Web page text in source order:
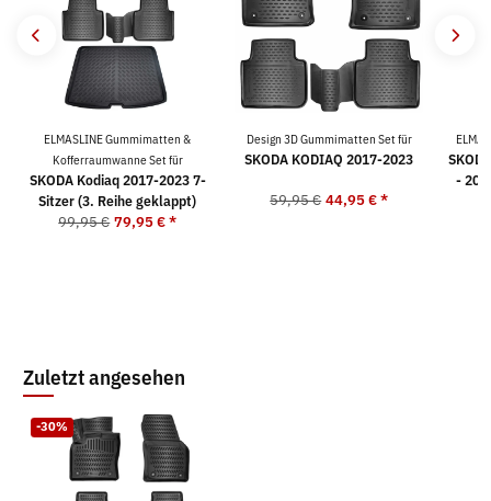
ELMASLINE Gummimatten &
Kofferraumwanne Set für
SKODA Kodiaq 2017-2023 7-
Sitzer (3. Reihe geklappt)
99,95 € 79,95 €*
Design 3D Gummimatten Set für
SKODA KODIAQ 2017-2023
59,95 € 44,95 €*
-
Zuletzt angesehen
-30%